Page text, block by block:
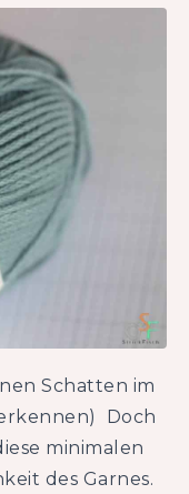
Schatten im
Doch
minimalen
des Garnes.